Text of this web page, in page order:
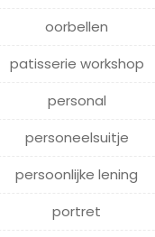
oorbellen
patisserie workshop
personal
personeelsuitje
persoonlijke lening
portret